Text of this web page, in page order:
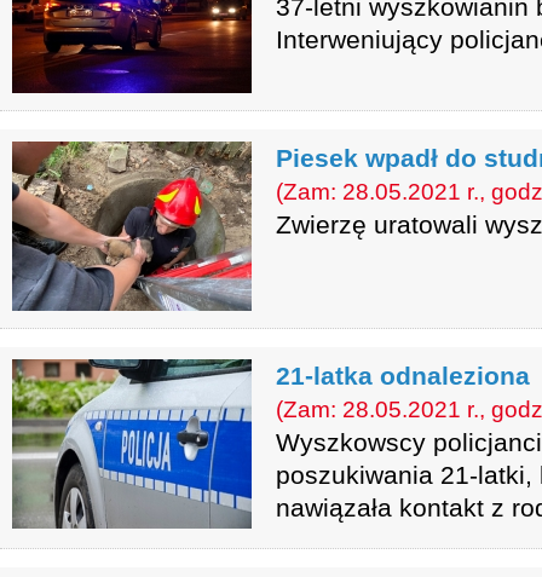
37-letni wyszkowianin
Interweniujący
Piesek wpadł do
(Zam: 28.05.2021 r.,
Zwierzę uratowali
21-latka odnaleziona
(Zam: 28.05.2021 r.,
Wyszkowscy
poszukiwania 21-latki,
nawiązała kontakt z